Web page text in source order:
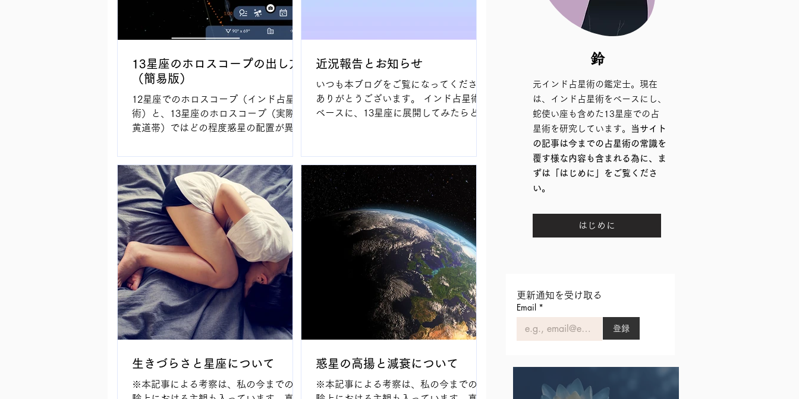
13星座のホロスコープの出し方
（簡易版）
12星座でのホロスコープ（インド占星
術）と、13星座のホロスコープ（実際の
黄道帯）ではどの程度惑星の配置が異な
す。 まず、天体観測アプリをタブレット
等にインストールします。私が使用して
いるのは以下のアプリです。...
近況報告とお知らせ
いつも本ブログをご覧になってくださり
ありがとうございます。 インド占星術を
ベースに、13星座に展開してみたらどう
読者の方よりお声をいただく事も増えて
参りました。感謝致します。...
生きづらさと星座について
※本記事による考察は、私の今までの経
惑星の高揚と減衰について
※本記事による考察は、私の今までの経
鈴
元インド占星術の鑑定士。現在
は、インド占星術をベースにし、
蛇使い座も含めた13星座での占
星術を研究しています。
当サイト
の記事は今までの占星術の常識を
覆す様な内容も含まれる為に、ま
ずは「はじめに」をご覧くださ
い。
はじめに
更新通知を受け取る
Email *
登録